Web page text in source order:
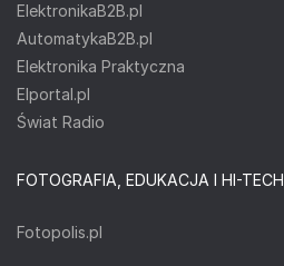
ElektronikaB2B.pl
AutomatykaB2B.pl
Elektronika Praktyczna
Elportal.pl
Świat Radio
FOTOGRAFIA, EDUKACJA I HI-TECH
Fotopolis.pl